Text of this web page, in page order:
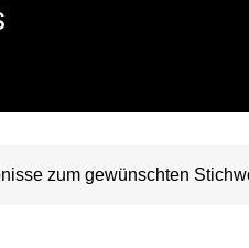
zum gewünschten